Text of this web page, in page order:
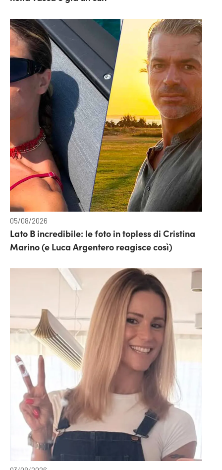
05/08/2026
Lato B incredibile: le foto in topless di Cristina
Marino (e Luca Argentero reagisce così)